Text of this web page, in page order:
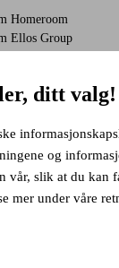
ditt valg!
og
slik at du kan
mer under våre
Homeroom
Ellos Group